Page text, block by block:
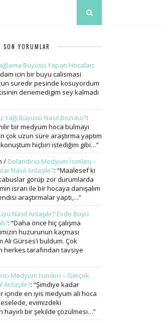
SON YORUMLAR
Büyüsü Yapan Hocalar:
icin bir buyu calismasi
suredir pesinde kosuyordum
denemedigim sey kalmadi
Yağı Büyüsü Nasıl Bozulur?:
bir medyum hoca bulmayı
çok uzun süre araştırma yaptım
hiçbiri istediğim gibi…”
/ Dolandırıcı Medyum İsimleri –
Nasıl Anlaşılır?: “Maalesef ki
görüp zor durumlarda
ısrarı ile bir hocaya danışalım
araştırmalar yaptı,…”
Nasıl Anlaşılır? Evde Büyü
: “Daha önce hiç çalışma
huzurunun kaçması
Gürses’i buldum. Çok
herkes tarafından tavsiye
Medyum İsimleri – Gerçek
: “Şimdiye kadar
içinde en iyis medyum ali hoca
evimizdeki
hayırlı bir şekilde çözülmesi…”